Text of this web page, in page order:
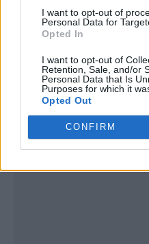
I want to opt-out of
Personal Data for
Opted In
I want to opt-out of
Retention, Sale, and/or
Personal Data that Is
Purposes for which it
Opted Out
CONFIRM